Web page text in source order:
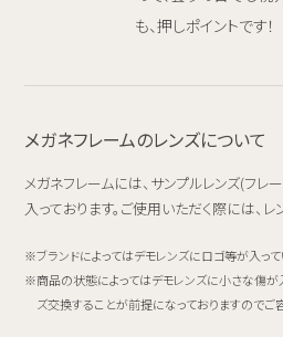
も、押しポイントです！
メガネフレームのレンズについて
メガネフレームには、サンプルレンズ(フ
入っております。ご使用いただく際には、
ブランドによってはデモレンズにロゴ等が入って
商品の状態によってはデモレンズに小さな傷が
ズ交換することが前提になっておりますのでご